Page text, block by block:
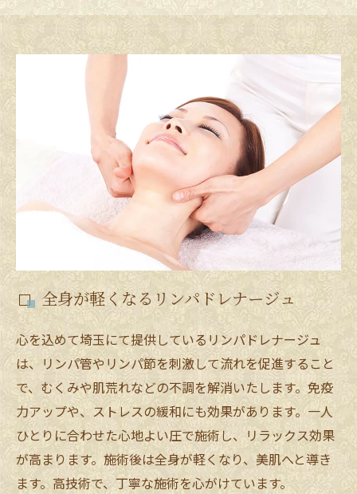
全身が軽くなるリンパドレナージュ
心を込めて埼玉にて提供しているリンパドレナージュ
は、リンパ管やリンパ節を刺激して流れを促進すること
で、むくみや肌荒れなどの不調を解消いたします。免疫
力アップや、ストレスの緩和にも効果があります。一人
ひとりに合わせた心地よい圧で施術し、リラックス効果
が高まります。施術後は全身が軽くなり、美肌へと導き
ます。高技術で、丁寧な施術を心がけています。